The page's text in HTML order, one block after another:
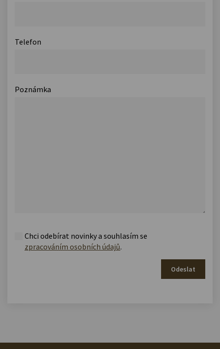
Telefon
Poznámka
Chci odebírat novinky a souhlasím se
zpracováním osobních údajů.
Odeslat